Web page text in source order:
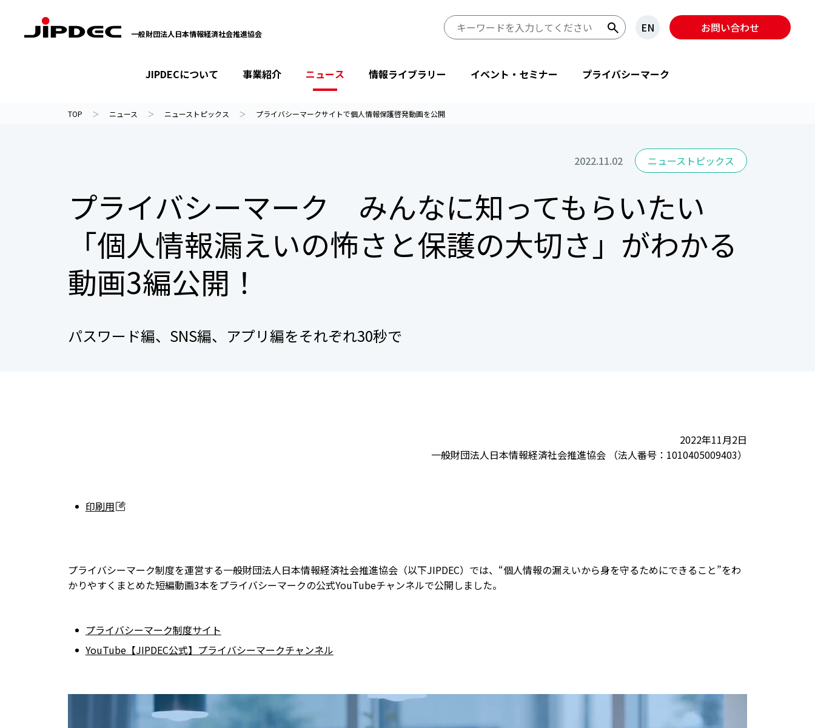
一般財団法人日本情報経済社会推進協会 EN お問い合わせ
JIPDECについて
協会情報
設立50周年記念
プライバシーマーク25周年特別企画
新卒向け採用情報
事業紹介
テーマから探す
ニュース
省庁・他団体より
JIPDECメールマガジン
情報配信サービス
情報ライブラリー
情報マネジメントシステム関連文書
「企業IT利活用動向調査」結果
デジタル社会における消費者意識調査
書籍紹介
イベント・セミナー
後援・協賛
プライバシーマーク
TOP ニュース ニューストピックス プライバシーマークサイトで個人情報保護啓発動画を公開
2022.11.02 ニューストピックス
プライバシーマーク みんなに知ってもらいたい
「個人情報漏えいの怖さと保護の大切さ」がわかる
動画3編公開！
パスワード編、SNS編、アプリ編をそれぞれ30秒で
2022年11月2日
一般財団法人日本情報経済社会推進協会 （法人番号：1010405009403）
印刷用
プライバシーマーク制度を運営する一般財団法人日本情報経済社会推進協会（以下JIPDEC）では、“個人情報の漏えいから身を守るためにできること”をわ
かりやすくまとめた短編動画3本をプライバシーマークの公式YouTubeチャンネルで公開しました。
プライバシーマーク制度サイト
YouTube【JIPDEC公式】プライバシーマークチャンネル